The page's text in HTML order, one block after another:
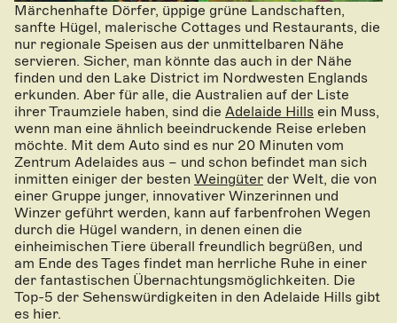
Märchenhafte Dörfer, üppige grüne Landschaften,
sanfte Hügel, malerische Cottages und Restaurants, die
nur regionale Speisen aus der unmittelbaren Nähe
servieren. Sicher, man könnte das auch in der Nähe
finden und den Lake District im Nordwesten Englands
erkunden. Aber für alle, die Australien auf der Liste
ihrer Traumziele haben, sind die Adelaide Hills ein Muss,
wenn man eine ähnlich beeindruckende Reise erleben
möchte. Mit dem Auto sind es nur 20 Minuten vom
Zentrum Adelaides aus – und schon befindet man sich
inmitten einiger der besten Weingüter der Welt, die von
einer Gruppe junger, innovativer Winzerinnen und
Winzer geführt werden, kann auf farbenfrohen Wegen
durch die Hügel wandern, in denen einen die
einheimischen Tiere überall freundlich begrüßen, und
am Ende des Tages findet man herrliche Ruhe in einer
der fantastischen Übernachtungsmöglichkeiten. Die
Top-5 der Sehenswürdigkeiten in den Adelaide Hills gibt
es hier.